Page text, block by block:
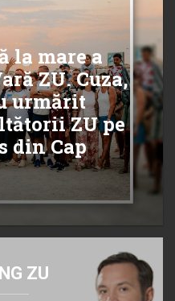
la mare a
ZU. Cuza,
urmărit
ZU pe
din Cap
ZU